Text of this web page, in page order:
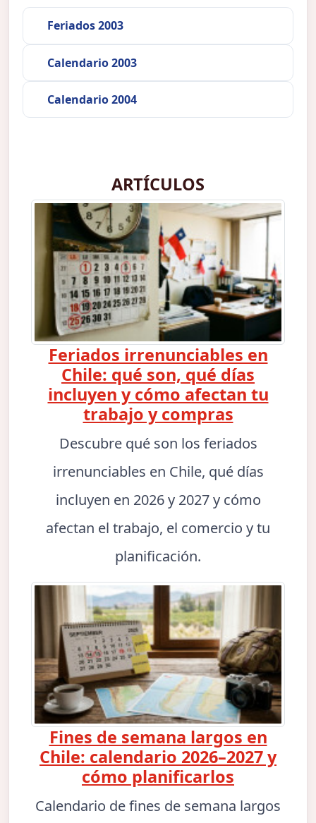
Feriados 2003
Calendario 2003
Calendario 2004
ARTÍCULOS
Feriados irrenunciables en
Chile: qué son, qué días
incluyen y cómo afectan tu
trabajo y compras
Descubre qué son los feriados
irrenunciables en Chile, qué días
incluyen en 2026 y 2027 y cómo
afectan el trabajo, el comercio y tu
planificación.
Fines de semana largos en
Chile: calendario 2026–2027 y
cómo planificarlos
Calendario de fines de semana largos